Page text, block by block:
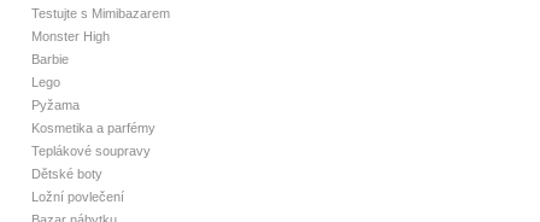
Testujte s Mimibazarem
Monster High
Barbie
Lego
Pyžama
Kosmetika a parfémy
Teplákové soupravy
Dětské boty
Ložní povlečení